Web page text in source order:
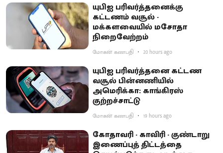
யுபிஐ பரிவர்த்தனைக்கு
கட்டணம் வசூல் -
மக்களவையில் மசோதா
நிறைவேற்றம்
மோகன் கணபதி 20 hours ago
யுபிஐ பரிவர்த்தனை கட்டண
வசூல் பின்னணியில்
அமெரிக்கா: காங்கிரஸ்
குற்றச்சாட்டு
மோகன் கணபதி 19 hours ago
கோதாவரி - காவிரி - குண்டாறு
இணைப்புத் திட்டத்தை